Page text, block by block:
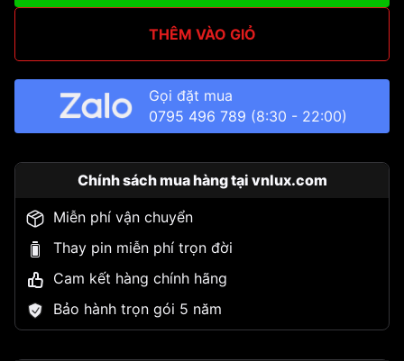
THÊM VÀO GIỎ
Gọi đặt mua
0795 496 789 (8:30 - 22:00)
Chính sách mua hàng tại vnlux.com
Miễn phí vận chuyển
Thay pin miễn phí trọn đời
Cam kết hàng chính hãng
Bảo hành trọn gói 5 năm